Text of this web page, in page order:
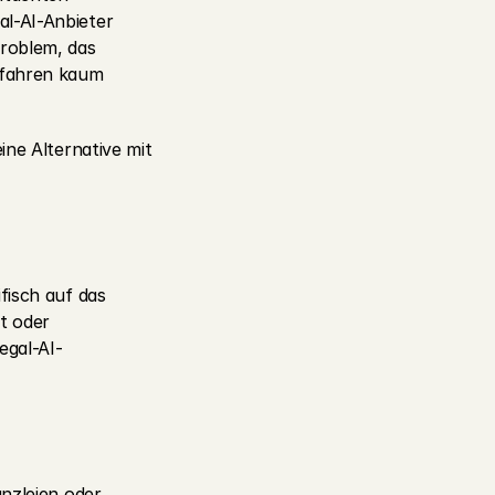
AI-Anbieter
das
kaum
Alternative mit
auf das
oder
AI-